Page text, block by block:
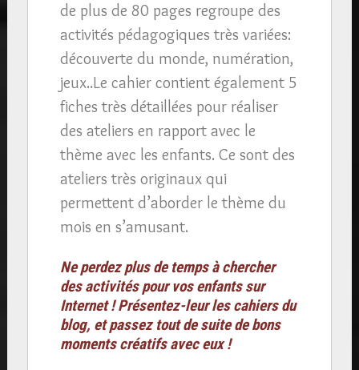
de plus de 80 pages regroupe des
activités pédagogiques très variées:
découverte du monde, numération,
jeux..Le cahier contient également 5
fiches très détaillées pour réaliser
des ateliers en rapport avec le
thème avec les enfants. Ce sont des
ateliers très originaux qui
permettent d’aborder le thème du
mois en s’amusant.
Ne perdez plus de temps à chercher
des activités pour vos enfants sur
Internet ! Présentez-leur les cahiers du
blog, et passez tout de suite de bons
moments créatifs avec eux !